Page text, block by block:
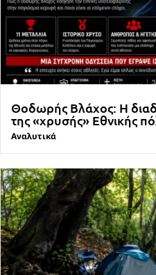
Θοδωρής Βλάχος: Η
της «χρυσής» Εθνικής
Αναλυτικά